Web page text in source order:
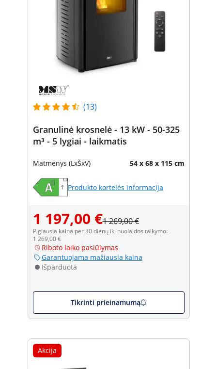
(13)
Granulinė krosnelė - 13 kW - 50-325
m³ - 5 lygiai - laikmatis
Matmenys (LxŠxV) 54 x 68 x 115 cm
Produkto kortelės informacija
1 197,00 €1 269,00 €
Pigiausia kaina per 30 dienų iki nuolaidos taikymo:
1 269,00 €
Riboto laiko pasiūlymas
Garantuojama mažiausia kaina
Išparduota
Tikrinti prieinamumą
Akcija